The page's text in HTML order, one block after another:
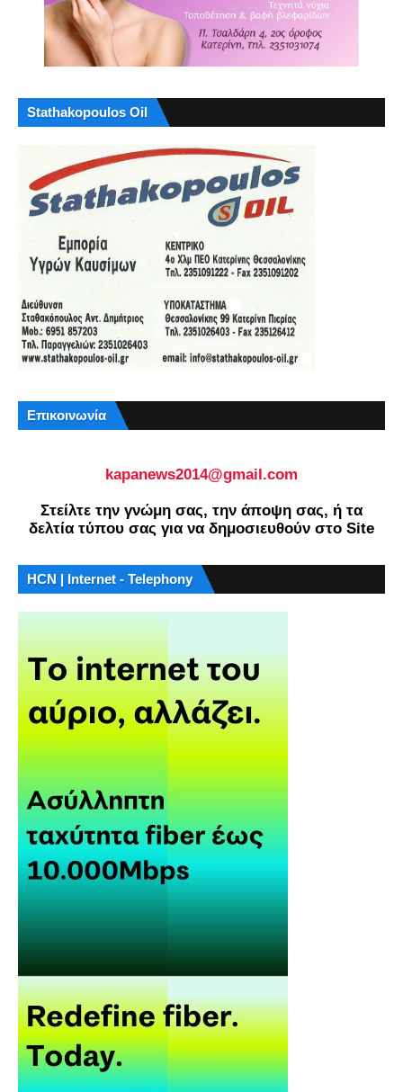
Stathakopoulos Oil
Επικοινωνία
kapanews2014@gmail.com
Στείλτε την γνώμη σας, την άποψη σας, ή τα
δελτία τύπου σας για να δημοσιευθούν στο Site
HCN | Internet - Telephony